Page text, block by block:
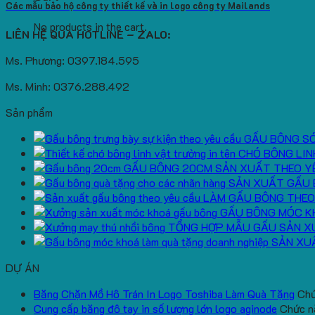
No products in the cart.
Các mẫu bảo hộ công ty thiết kế và in logo công ty Mailands
LIÊN HỆ QUA HOTLINE – ZALO:
Ms. Phương: 0397.184.595
Ms. Minh: 0376.288.492
Sản phẩm
GẤU BÔNG
CHÓ BÔNG
GẤU BÔNG 20CM SẢN XUẤT THEO
SẢN XUẤT GẤU
LÀM GẤU BÔNG
GẤU BÔNG MÓC
TỔNG HỢP MẪU GẤU SẢN
SẢN
DỰ ÁN
Băng Chặn Mồ Hô Trán In Logo Toshiba Làm Quà Tặng
Cung cấp băng đô tay in số lượng lớn logo aginode Chức